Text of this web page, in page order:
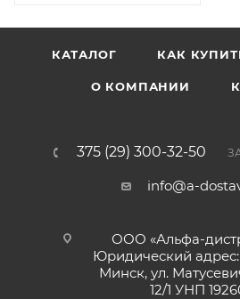
КАТАЛОГ КАК
О КОМПАНИИ
375 (29) 300-32-50
info@a-
ООО «Альфа-
Юридический адрес:
Минск, ул.
12/1 УНП